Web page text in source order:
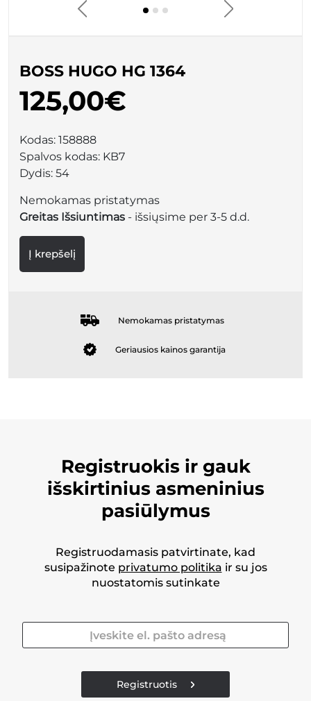
BOSS HUGO HG 1364
125,00€
Kodas: 158888
Spalvos kodas: KB7
Dydis: 54
Nemokamas pristatymas
Greitas Išsiuntimas - išsiųsime per 3-5 d.d.
Į krepšelį
Nemokamas pristatymas
Geriausios kainos garantija
Registruokis ir gauk
išskirtinius asmeninius
pasiūlymus
Registruodamasis patvirtinate, kad
susipažinote privatumo politika ir su jos
nuostatomis sutinkate
Registruotis